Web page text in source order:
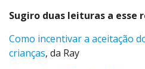
Sugiro duas leituras a esse
Como incentivar a aceitação
crianças, da Ray